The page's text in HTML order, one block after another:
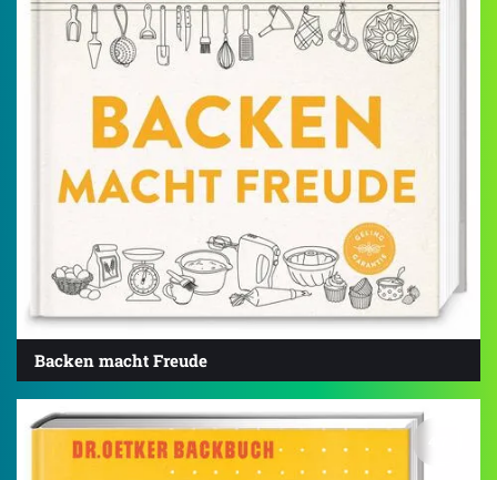
Backen macht Freude